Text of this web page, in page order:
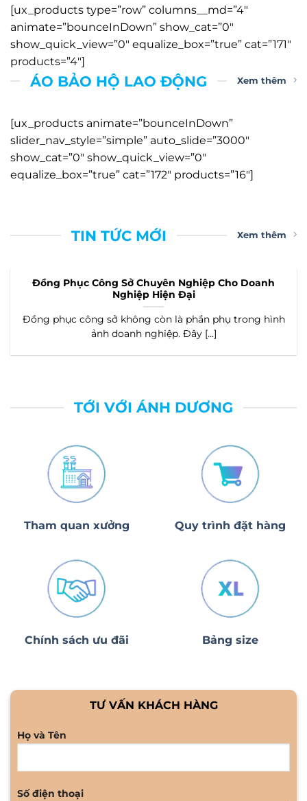
[ux_products type=”row” columns__md=”4″
animate=”bounceInDown” show_cat=”0″
show_quick_view=”0″ equalize_box=”true” cat=”171″
products=”4″]
ÁO BẢO HỘ LAO ĐỘNG Xem thêm
[ux_products animate=”bounceInDown”
slider_nav_style=”simple” auto_slide=”3000″
show_cat=”0″ show_quick_view=”0″
equalize_box=”true” cat=”172″ products=”16″]
TIN TỨC MỚI Xem thêm
Đồng Phục Công Sở Chuyên Nghiệp Cho Doanh
Nghiệp Hiện Đại
Đồng phục công sở không còn là phần phụ trong hình
ảnh doanh nghiệp. Đây [...]
TỚI VỚI ÁNH DƯƠNG
Tham quan xưởng Quy trình đặt hàng
Chính sách ưu đãi Bảng size
TƯ VẤN KHÁCH HÀNG
Họ và Tên
Số điện thoại